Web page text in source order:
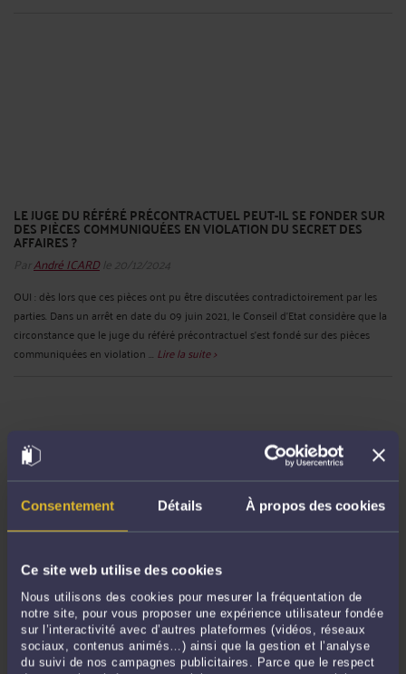
Consentement Détails À propos des cookies
Ce site web utilise des cookies
Nous utilisons des cookies pour mesurer la fréquentation de
notre site, pour vous proposer une expérience utilisateur fondée
sur l’interactivité avec d’autres plateformes (vidéos, réseaux
sociaux, contenus animés…) ainsi que la gestion et l’analyse
du suivi de nos campagnes publicitaires. Parce que le respect
LE JUGE DU RÉFÉRÉ PRÉCONTRACTUEL PEUT-IL SE FONDER SUR
DES PIÈCES COMMUNIQUÉES EN VIOLATION DU SECRET DES
AFFAIRES ?
ParAndré ICARDle 20/12/2024
OUI : dès lors que ces pièces ont pu être discutées contradictoirement par les
parties. Dans un arrêt en date du 09 juin 2021, le Conseil d’Etat considère que la
circonstance que le juge du référé précontractuel s'est fondé sur des pièces
communiquées en violation ... Lire la suite >
LA FALSIFICATION PAR UN FONCTIONNAIRE D'UN CERTIFICAT
MÉDICAL EN VUE D'OBTENIR L'IMPUTABILITÉ AU SERVICE D'UN
STRESS POST-TRAUMATIQUE CAUSÉ PAR LE SUICIDE D'UN
COLLÈGUE JUSTIFIE-T-ELLE UNE RÉVOCATION ?
ParAndré ICARDle 20/12/2024